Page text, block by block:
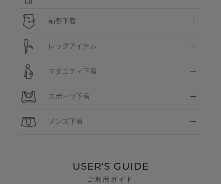
補整下着
レッグアイテム
マタニティ下着
スポーツ下着
メンズ下着
USER'S GUIDE
ご利用ガイド